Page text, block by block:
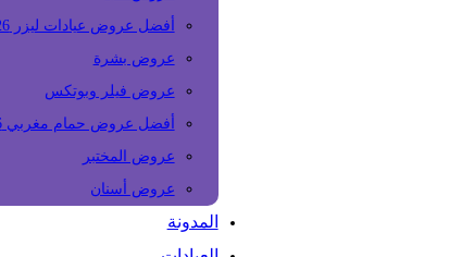
أفضل عروض عيادات ليزر 2026
عروض بشرة
عروض فيلر وبوتكس
أفضل عروض حمام مغربي 2026
عروض المختبر
عروض أسنان
المدونة